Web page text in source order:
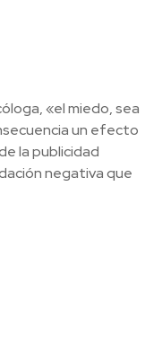
«el miedo, sea
un efecto
la publicidad
negativa que